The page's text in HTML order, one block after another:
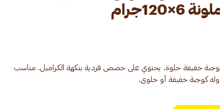
خفيفة حلوة. يحتوي على حصص فردية بنكهة الكراميل. مناسب
كوجبة خفيفة أو حلوى.